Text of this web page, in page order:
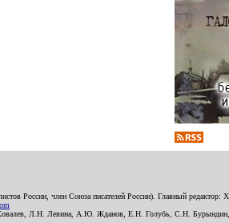
России, член Союза писателей России). Главный
Ковалев, Л.Н. Левина, А.Ю. Жданов, Е.Н. Голубь, С.Н.